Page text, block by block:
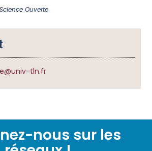
Science Ouverte
tln.fr
nous sur les